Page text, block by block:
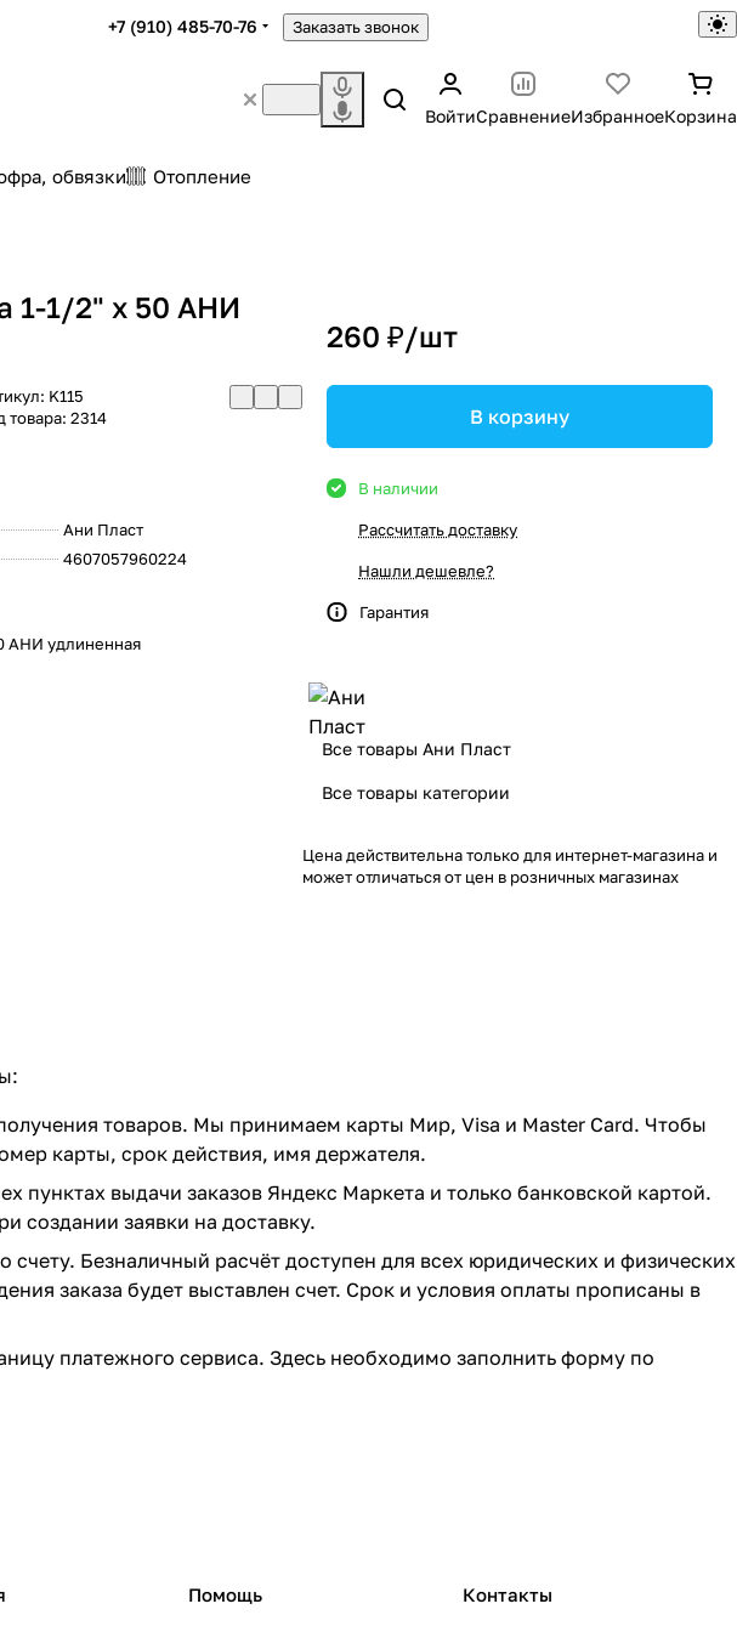
+7 (910) 485-70-76 Заказать звонок
ВойтиСравнениеИзбранноеКорзина
обвязки Отопление
1-1/2" х 50 АНИ
K115
товара:2314
Ани Пласт
4607057960224
АНИ удлиненная
260 ₽/шт
В корзину
В наличии
Рассчитать доставку
Нашли дешевле?
Гарантия
Все товары Ани Пласт
Все товары категории
Цена действительна только для интернет-магазина и
может отличаться от цен в розничных магазинах
товаров. Мы принимаем карты Мир, Visa и Master Card. Чтобы
карты, срок действия, имя держателя.
пунктах выдачи заказов Яндекс Маркета и только банковской картой.
создании заявки на доставку.
Безналичный расчёт доступен для всех юридических и физических
заказа будет выставлен счет. Срок и условия оплаты прописаны в
платежного сервиса. Здесь необходимо заполнить форму по
Помощь Контакты